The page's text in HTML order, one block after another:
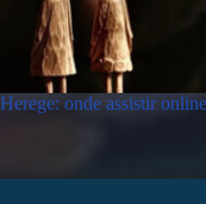
Herege: onde assistir